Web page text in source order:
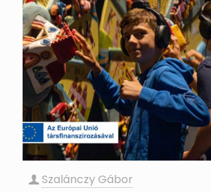
Szalánczy Gábor